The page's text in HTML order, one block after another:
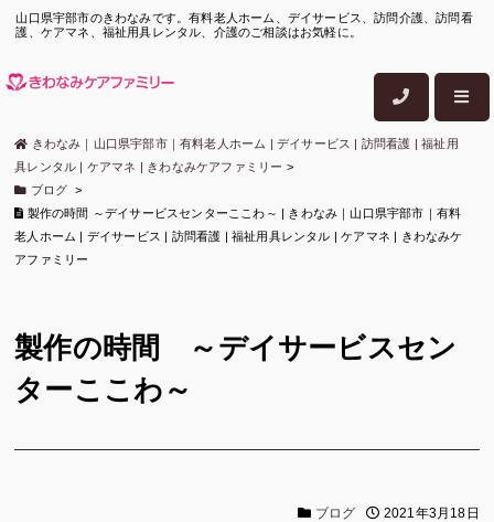
山口県宇部市のきわなみです。有料老人ホーム、デイサービス、訪問介護、訪問看
護、ケアマネ、福祉用具レンタル、介護のご相談はお気軽に。
きわなみ｜山口県宇部市｜有料老人ホーム | デイサービス | 訪問看護 | 福祉用
具レンタル | ケアマネ | きわなみケアファミリー >
ブログ >
製作の時間 ～デイサービスセンターここわ～ | きわなみ｜山口県宇部市｜有料
老人ホーム | デイサービス | 訪問看護 | 福祉用具レンタル | ケアマネ | きわなみケ
アファミリー
製作の時間 ～デイサービスセン
ターここわ～
2021年3月18日
ブログ